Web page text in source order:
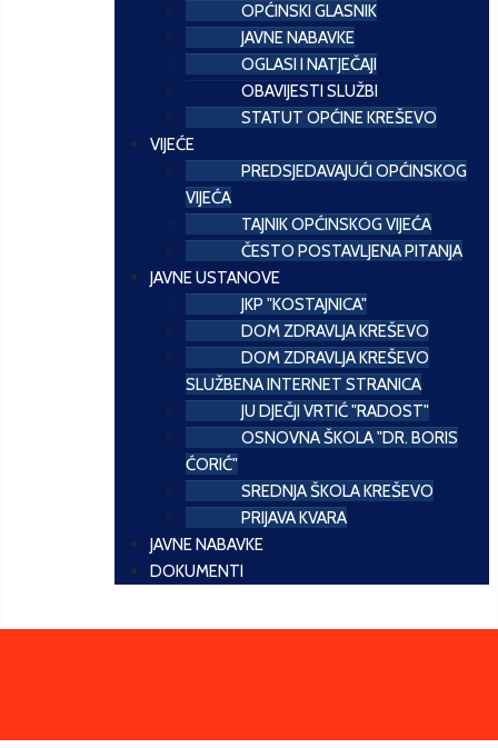
OPĆINSKI GLASNIK
JAVNE NABAVKE
OGLASI I NATJEČAJI
OBAVIJESTI SLUŽBI
STATUT OPĆINE KREŠEVO
VIJEĆE
PREDSJEDAVAJUĆI OPĆINSKOG
VIJEĆA
TAJNIK OPĆINSKOG VIJEĆA
ČESTO POSTAVLJENA PITANJA
JAVNE USTANOVE
JKP "KOSTAJNICA"
DOM ZDRAVLJA KREŠEVO
DOM ZDRAVLJA KREŠEVO
SLUŽBENA INTERNET STRANICA
JU DJEČJI VRTIĆ "RADOST"
OSNOVNA ŠKOLA "DR. BORIS
ĆORIĆ"
SREDNJA ŠKOLA KREŠEVO
PRIJAVA KVARA
JAVNE NABAVKE
DOKUMENTI